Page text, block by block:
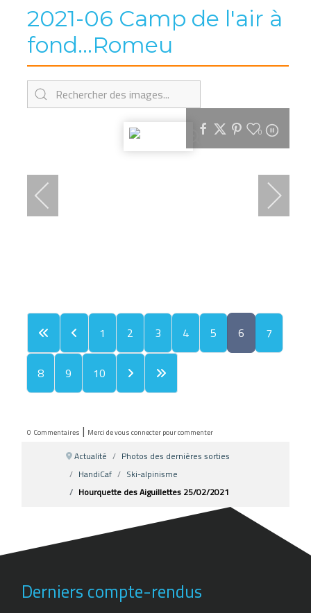
2021-06 Camp de l'air à
fond...Romeu
0
1 2 3 4 5 6
7
8
9 10
0 Commentaires | Merci de vous connecter pour commenter
Actualité
Photos des dernières sorties
HandiCaf
Ski-alpinisme
Hourquette des Aiguillettes 25/02/2021
Derniers compte-rendus